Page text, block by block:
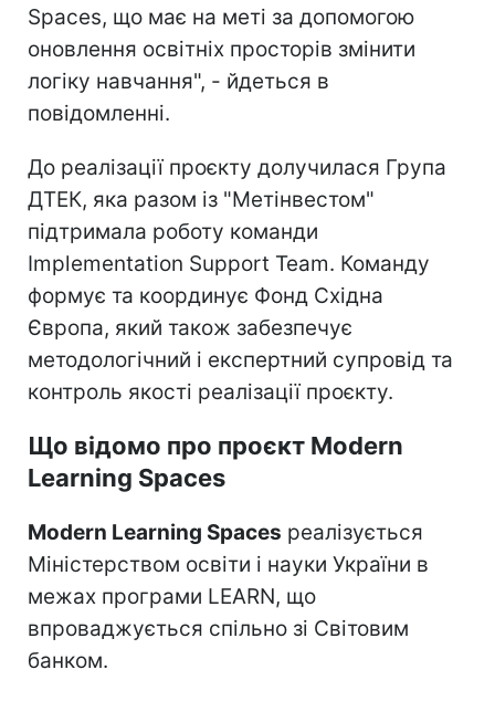
Spaces, що має на меті за допомогою
оновлення освітніх просторів змінити
логіку навчання", - йдеться в
повідомленні.
До реалізації проєкту долучилася Група
ДТЕК, яка разом із "Метінвестом"
підтримала роботу команди
Implementation Support Team. Команду
формує та координує Фонд Східна
Європа, який також забезпечує
методологічний і експертний супровід та
контроль якості реалізації проєкту.
Що відомо про проєкт Modern
Learning Spaces
Modern Learning Spaces реалізується
Міністерством освіти і науки України в
межах програми LEARN, що
впроваджується спільно зі Світовим
банком.